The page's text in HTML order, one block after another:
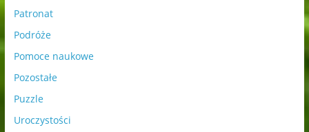
Patronat
Podróże
Pomoce naukowe
Pozostałe
Puzzle
Uroczystości